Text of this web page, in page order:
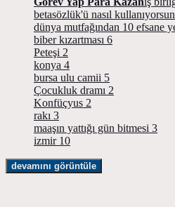
betasözlük'ü nasıl
dünya mutfağından 10 efsane
biber kızartması 6
Peteşi 2
konya 4
bursa ulu camii 5
Çocukluk dramı 2
Konfüçyus 2
rakı 3
maaşın yattığı gün bitmesi 3
izmir 10
devamını görüntüle